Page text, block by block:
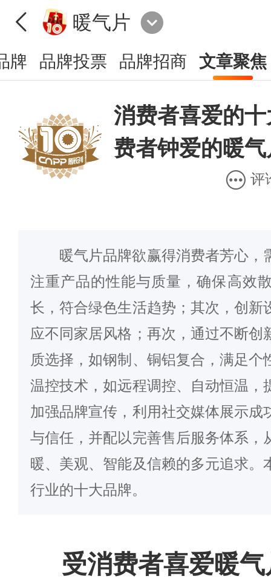
暖气片
牌 品牌投票 品牌招商 文章聚焦
消费者喜爱的
费者钟爱的暖
评
暖气片品牌欲赢得消费者芳心，
注重产品的性能与质量，确保高效
长，符合绿色生活趋势；其次，创新
应不同家居风格；再次，通过不断创
质选择，如钢制、铜铝复合，满足个
温控技术，如远程调控、自动恒温，
加强品牌宣传，利用社交媒体展示成
与信任，并配以完善售后服务体系，
暖、美观、智能及信赖的多元追求。
行业的十大品牌。
受消费者喜爱暖